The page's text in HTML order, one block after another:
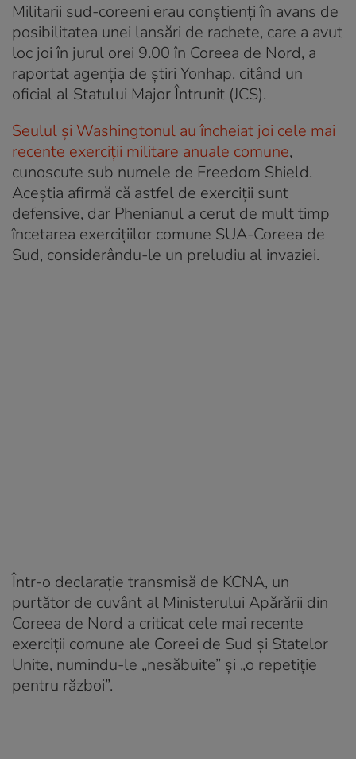
Militarii sud-coreeni erau conștienți în avans de
posibilitatea unei lansări de rachete, care a avut
loc joi în jurul orei 9.00 în Coreea de Nord, a
raportat agenția de știri Yonhap, citând un
oficial al Statului Major Întrunit (JCS).
Seulul și Washingtonul au încheiat joi cele mai
recente exerciții militare anuale comune,
cunoscute sub numele de Freedom Shield.
Aceștia afirmă că astfel de exerciții sunt
defensive, dar Phenianul a cerut de mult timp
încetarea exercițiilor comune SUA-Coreea de
Sud, considerându-le un preludiu al invaziei.
Într-o declarație transmisă de KCNA, un
purtător de cuvânt al Ministerului Apărării din
Coreea de Nord a criticat cele mai recente
exerciții comune ale Coreei de Sud și Statelor
Unite, numindu-le „nesăbuite” și „o repetiție
pentru război”.